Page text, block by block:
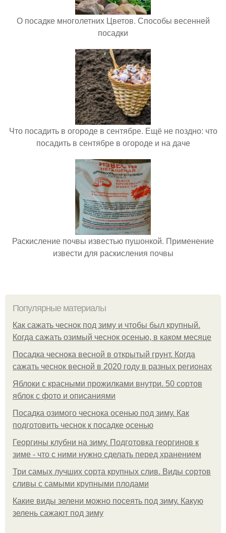
О посадке многолетних Цветов. Способы весенней
посадки
Что посадить в огороде в сентябре. Ещё не поздно: что
посадить в сентябре в огороде и на даче
Раскисление почвы известью пушонкой. Применение
извести для раскисления почвы
Популярные материалы
Как сажать чеснок под зиму и чтобы был крупный.
Когда сажать озимый чеснок осенью, в каком месяце
Посадка чеснока весной в открытый грунт. Когда
сажать чеснок весной в 2020 году в разных регионах
Яблоки с красными прожилками внутри. 50 сортов
яблок с фото и описаниями
Посадка озимого чеснока осенью под зиму. Как
подготовить чеснок к посадке осенью
Георгины клубни на зиму. Подготовка георгинов к
зиме - что с ними нужно сделать перед хранением
Три самых лучших сорта крупных слив. Виды сортов
сливы с самыми крупными плодами
Какие виды зелени можно посеять под зиму. Какую
зелень сажают под зиму